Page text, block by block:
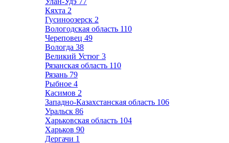
Кяхта 2
Гусиноозерск 2
Вологодская область 110
Череповец 49
Вологда 38
Великий Устюг 3
Рязанская область 110
Рязань 79
Рыбное 4
Касимов 2
Западно-Казахстанская область 106
Уральск 86
Харьковская область 104
Харьков 90
Дергачи 1